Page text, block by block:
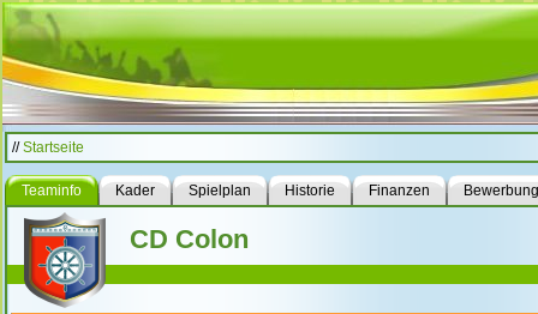
//Startseite
Teaminfo Kader Spielplan Historie Finanzen Bewerbung
CD Colon